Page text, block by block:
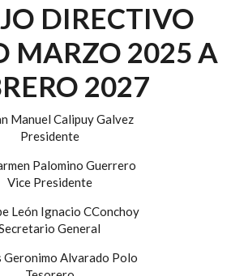
DIRECTIVO
MARZO 2025 A
2027
Manuel Calipuy Galvez
Presidente
Palomino Guerrero
Vice Presidente
León Ignacio CConchoy
General
Geronimo Alvarado Polo